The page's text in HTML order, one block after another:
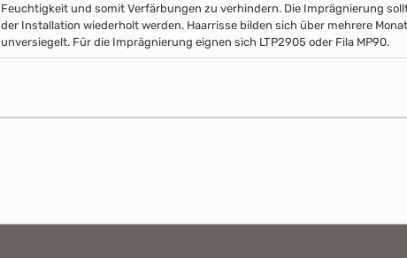
Feuchtigkeit und somit Verfärbungen zu verhindern. Die Imprägnierung
der Installation wiederholt werden. Haarrisse bilden sich über mehrere
unversiegelt. Für die Imprägnierung eignen sich LTP2905 oder Fila MP90.